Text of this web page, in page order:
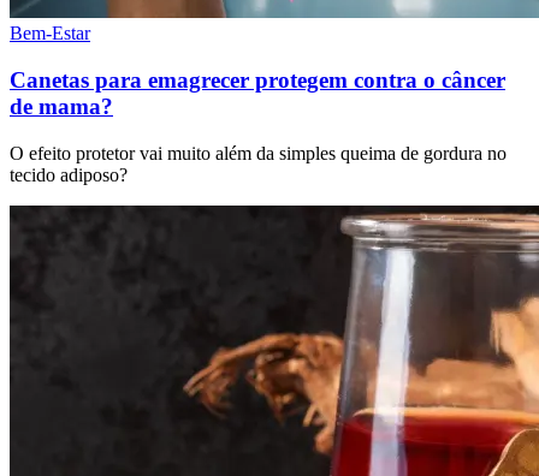
Bem-Estar
Canetas para emagrecer protegem contra o câncer
de mama?
O efeito protetor vai muito além da simples queima de gordura no
tecido adiposo?